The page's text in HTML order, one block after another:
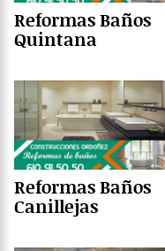
Reformas Baños
Quintana
Reformas Baños
Canillejas